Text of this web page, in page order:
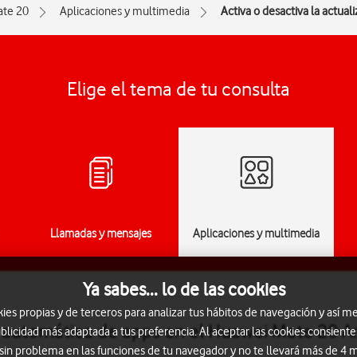
20 Aplicaciones y multimedia Activa o desactiva la
Elige el tema de tu consulta
Llamadas y mensajes Aplicaciones y multimedia
de apps en el Huawei Mate 20
Ya sabes... lo de las cookies
propias y de terceros para analizar tus hábitos de navegación y así
más adaptada a tus preferencia. Al aceptar las cookies
problema en las funciones de tu navegador y no te llevará más de 4